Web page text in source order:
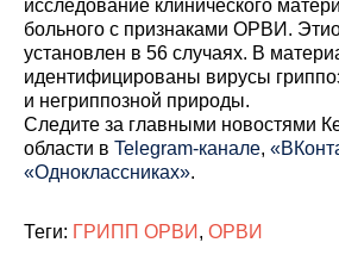
исследование клинического
больного с признаками ОРВИ.
установлен в 56 случаях. В
идентифицированы вирусы
и негриппозной природы.
Cледите за главными новостями
области в Telegram-канале,
«Одноклассниках».
Теги: ГРИПП ОРВИ , ОРВИ